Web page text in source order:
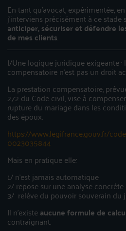
En tant qu’avocat, expérimentée,
j’interviens précisément à ce
anticiper, sécuriser et défendre
de mes clients.
I/Une logique juridique exigeante :
compensatoire n’est pas un droit
La prestation compensatoire,
272 du Code civil, vise à
rupture du mariage dans les
des époux.
https://www.legifrance.gouv.fr/
0023035844
Mais en pratique elle:
1/ n’est jamais automatique
2/ repose sur une analyse
3/ relève du pouvoir souverain du
Il n’existeaucune formule de
contraignant.